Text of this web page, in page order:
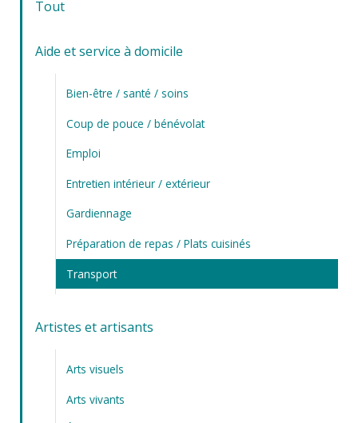
Tout
Aide et service à domicile
Bien-être / santé / soins
Coup de pouce / bénévolat
Emploi
Entretien intérieur / extérieur
Gardiennage
Préparation de repas / Plats cuisinés
Transport
Artistes et artisants
Arts visuels
Arts vivants